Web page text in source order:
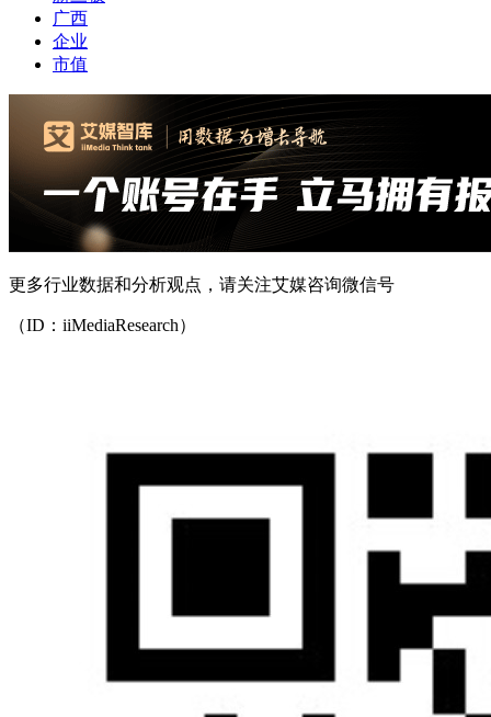
广西
企业
市值
更多行业数据和分析观点，请关注艾媒咨询微信号
（ID：iiMediaResearch）